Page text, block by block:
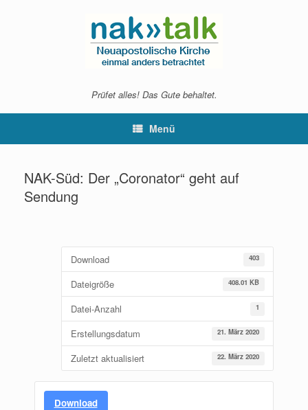
Prüfet alles! Das Gute behaltet.
Menü
NAK-Süd: Der „Coronator“ geht auf
Sendung
Download 403
Dateigröße 408.01 KB
Datei-Anzahl 1
Erstellungsdatum 21. März 2020
Zuletzt aktualisiert 22. März 2020
Download